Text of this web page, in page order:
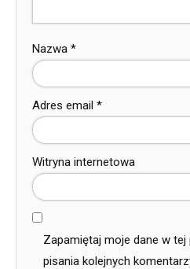
Nazwa *
Adres email *
Witryna internetowa
Zapamiętaj moje dane w
pisania kolejnych